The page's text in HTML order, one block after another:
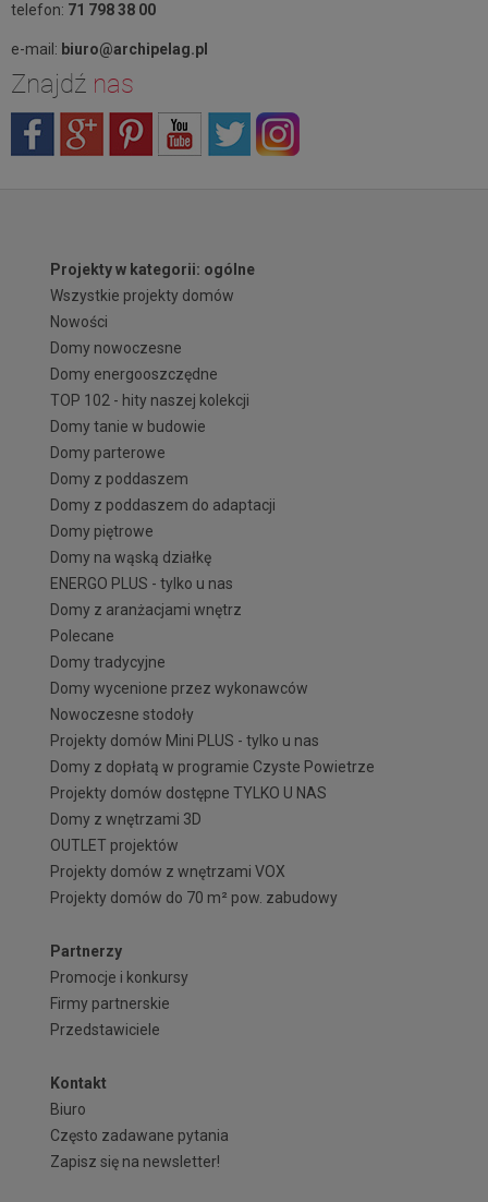
telefon: 71 798 38 00
e-mail: biuro@archipelag.pl
Znajdź nas
Projekty w kategorii: ogólne
Wszystkie projekty domów
Nowości
Domy nowoczesne
Domy energooszczędne
TOP 102 - hity naszej kolekcji
Domy tanie w budowie
Domy parterowe
Domy z poddaszem
Domy z poddaszem do adaptacji
Domy piętrowe
Domy na wąską działkę
ENERGO PLUS - tylko u nas
Domy z aranżacjami wnętrz
Polecane
Domy tradycyjne
Domy wycenione przez wykonawców
Nowoczesne stodoły
Projekty domów Mini PLUS - tylko u nas
Domy z dopłatą w programie Czyste Powietrze
Projekty domów dostępne TYLKO U NAS
Domy z wnętrzami 3D
OUTLET projektów
Projekty domów z wnętrzami VOX
Projekty domów do 70 m² pow. zabudowy
Partnerzy
Promocje i konkursy
Firmy partnerskie
Przedstawiciele
Kontakt
Biuro
Często zadawane pytania
Zapisz się na newsletter!